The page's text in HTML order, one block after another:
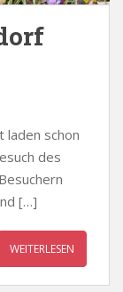
schon
des
[…]
WEITERLESEN